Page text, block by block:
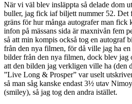
När vi väl blev insläppta så delade dom
buller, jag fick iaf biljett nummer 52. Det
gräns för hur många autografer man fick
infon på mässans sida är maxnivån fem
så att min kompis också tog en autograf
från den nya filmen, för då ville jag ha en
bilder från den nya filmen, dock blev jag
att den bilden jag verkligen ville ha (den
”Live Long & Prosper” var uselt
så man såg kanske endast 3½ utav
(smiley), så jag tog den andra istället.